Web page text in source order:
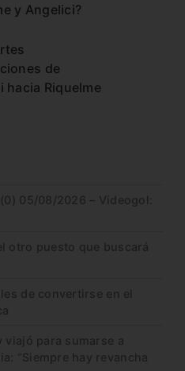
y Angelici?
de
hacia Riquelme
05/08/2026 – Videogol:
otro puesto que buscará
de convertirse en el
viajó para sumarse a
“Siempre hay revancha